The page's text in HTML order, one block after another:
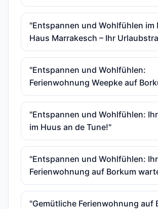
"Entspannen und Wohlfühlen im
Haus Marrakesch – Ihr
"Entspannen und Wohlfühlen:
Ferienwohnung Weepke auf
"Entspannen und Wohlfühlen:
im Huus an de Tune!"
"Entspannen und Wohlfühlen:
Ferienwohnung auf Borkum
"Gemütliche Ferienwohnung auf